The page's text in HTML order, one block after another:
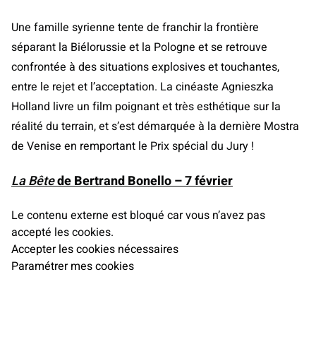
Une famille syrienne tente de franchir la frontière
séparant la Biélorussie et la Pologne et se retrouve
confrontée à des situations explosives et touchantes,
entre le rejet et l’acceptation. La cinéaste Agnieszka
Holland livre un film poignant et très esthétique sur la
réalité du terrain, et s’est démarquée à la dernière Mostra
de Venise en remportant le Prix spécial du Jury !
La Bêtede Bertrand Bonello – 7 février
Le contenu externe est bloqué car vous n’avez pas
accepté les cookies.
Accepter les cookies nécessaires
Paramétrer mes cookies